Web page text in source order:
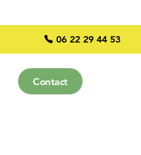
06 22 29 44 53
Contact